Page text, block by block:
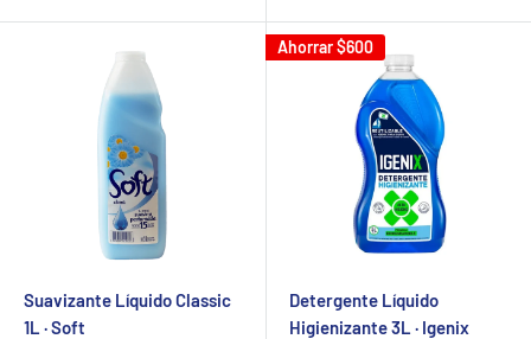
Suavizante Líquido Classic
1L · Soft
Ahorrar$600
Detergente Líquido
Higienizante 3L · Igenix